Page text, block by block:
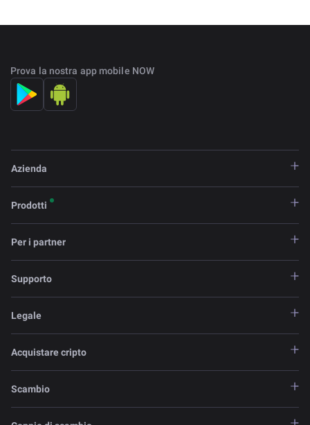
Prova la nostra app mobile NOW
Azienda
Prodotti
Per i partner
Supporto
Legale
Acquistare cripto
Scambio